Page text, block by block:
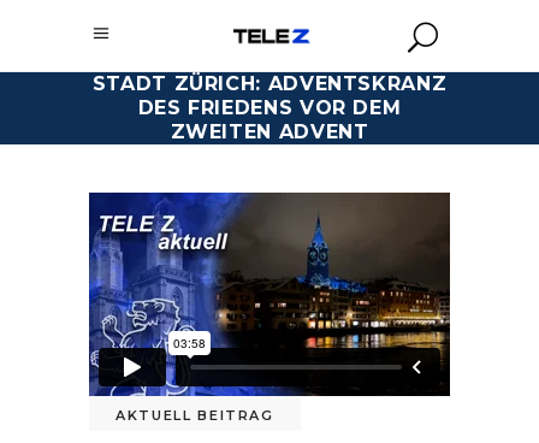
STADT ZÜRICH: ADVENTSKRANZ
DES FRIEDENS VOR DEM
ZWEITEN ADVENT
AKTUELL BEITRAG